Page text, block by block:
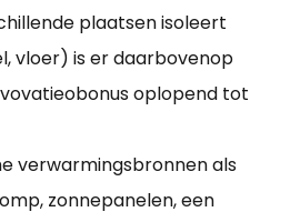
plaatsen isoleert
vloer) is er daarbovenop
oplopend tot
verwarmingsbronnen als
zonnepanelen, een